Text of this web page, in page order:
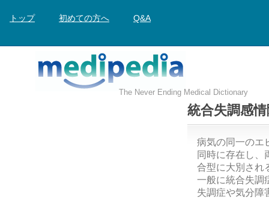
統合失調感
病気の同一のエ
同時に存在し、
合型に大別され
一般に統合失調
失調症や気分障
トップ 初めての方へ Q&A
The Never Ending Medical Dictionary